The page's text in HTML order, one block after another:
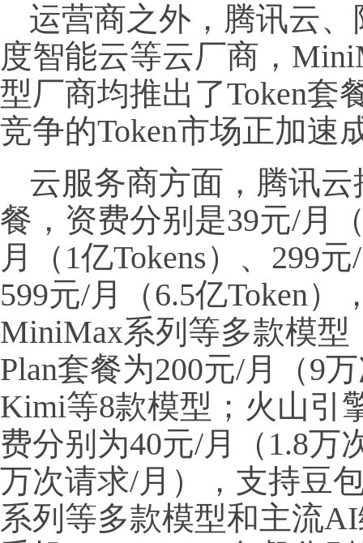
运营商之外，腾讯云
度智能云等云厂商，
型厂商均推出了Token套
竞争的Token市场正加速
云服务商方面，腾讯云
餐，资费分别是39元/月
月（1亿Tokens）、299
599元/月（6.5亿Token
MiniMax系列等多款模型
Plan套餐为200元/月（9
Kimi等8款模型；火山引
费分别为40元/月（1.8万
万次请求/月），支持豆
系列等多款模型和主流